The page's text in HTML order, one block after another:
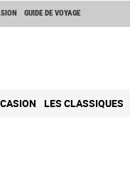
GUIDE DE VOYAGE
LES CLASSIQUES